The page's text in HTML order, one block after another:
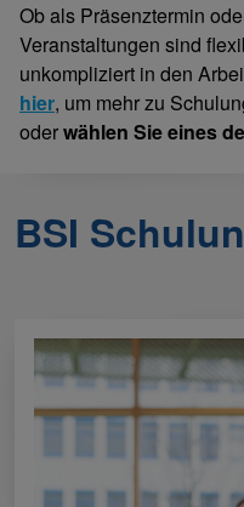
Ob als Präsenztermin
Veranstaltungen sind
unkompliziert in den
hier, um mehr zu
oderwählen Sie eines
BSI